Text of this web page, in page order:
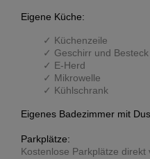
Eigene Küche:
Küchenzeile
Geschirr und Besteck
E-Herd
Mikrowelle
Kühlschrank
Eigenes Badezimmer mit
Parkplätze:
Kostenlose Parkplätze direkt